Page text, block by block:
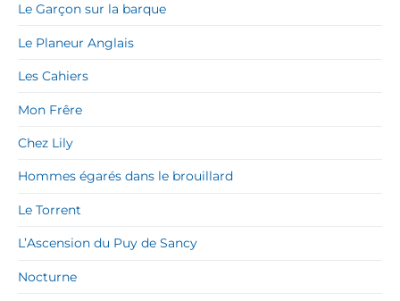
Le Garçon sur la barque
Le Planeur Anglais
Les Cahiers
Mon Frêre
Chez Lily
Hommes égarés dans le brouillard
Le Torrent
L’Ascension du Puy de Sancy
Nocturne